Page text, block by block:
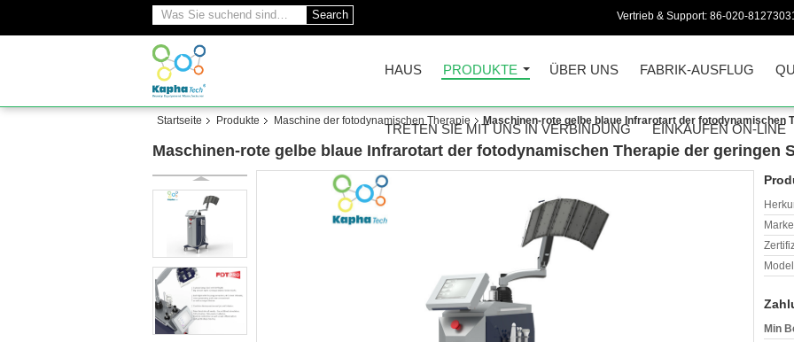
Search Vertrieb & Support: 86-020-
HAUS PRODUKTE ÜBER UNS FABRIK-AUSFLUG
TRETEN SIE MIT UNS IN VERBINDUNG EINKAUFEN ON-LINE
Startseite Produkte Maschine der fotodynamischen Therapie Maschinen-rote gelbe blaue Infrarotart der fotodynamischen
Maschinen-rote gelbe blaue Infrarotart der fotodynamischen Therapie der geringen
Min